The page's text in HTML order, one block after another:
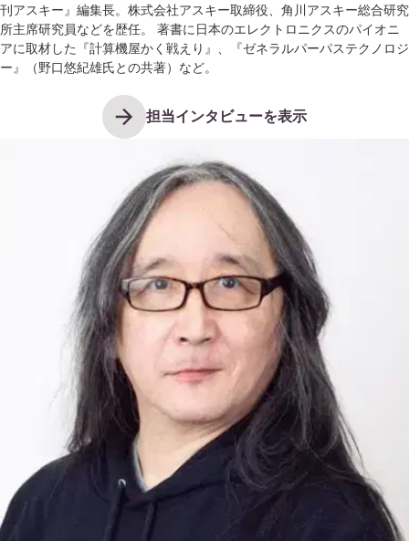
刊アスキー』編集長。株式会社アスキー取締役、角川アスキー総合研究
所主席研究員などを歴任。 著書に日本のエレクトロニクスのパイオニ
アに取材した『計算機屋かく戦えり』、『ゼネラルパーパステクノロジ
ー』（野口悠紀雄氏との共著）など。
担当インタビューを表示